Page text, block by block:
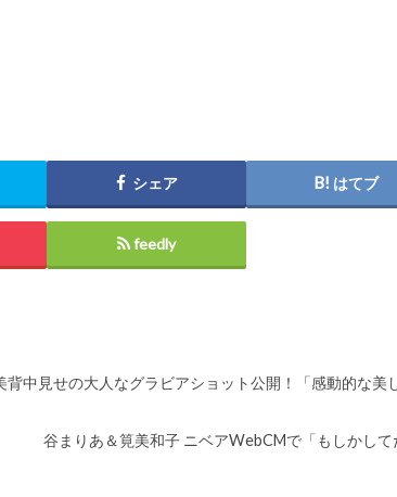
シェア はてブ
feedly
背中見せの大人なグラビアショット公開！「感動的な美
谷まりあ＆筧美和子 ニベアWebCMで「もしかし